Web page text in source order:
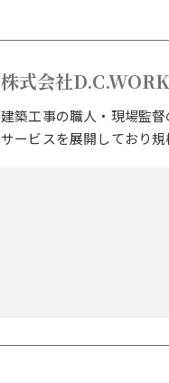
株式会社
建築工事の職人・現場監
サービスを展開しており